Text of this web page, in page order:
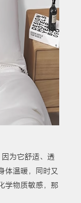
为它舒适、透
体温暖，同时又
学物质敏感，那